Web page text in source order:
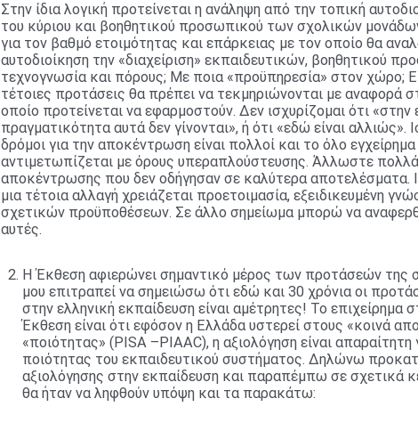
Στην ίδια λογική προτείνεται η ανάληψη από την τοπική
του κύριου και βοηθητικού προσωπικού των σχολικών
για τον βαθμό ετοιμότητας και επάρκειας με τον οποίο θα
αυτοδιοίκηση την «διαχείριση» εκπαιδευτικών, βοηθητικού
τεχνογνωσία και πόρους; Με ποια «προϋπηρεσία» στον χώρο;
τέτοιες προτάσεις θα πρέπει να τεκμηριώνονται με αναφορά
οποίο προτείνεται να εφαρμοστούν. Δεν ισχυρίζομαι ότι «στην
πραγματικότητα αυτά δεν γίνονται», ή ότι «εδώ είναι αλλιώς».
δρόμοι για την αποκέντρωση είναι πολλοί και το όλο
αντιμετωπίζεται με όρους υπεραπλούστευσης. Άλλωστε πολλά
αποκέντρωσης που δεν οδήγησαν σε καλύτερα αποτελέσματα.
μια τέτοια αλλαγή χρειάζεται προετοιμασία, εξειδικευμένη
σχετικών προϋποθέσεων. Σε άλλο σημείωμα μπορώ να
αυτές.
Η Έκθεση αφιερώνει σημαντικό μέρος των προτάσεών της
μου επιτραπεί να σημειώσω ότι εδώ και 30 χρόνια οι
στην ελληνική εκπαίδευση είναι αμέτρητες! Το επιχείρημα
Έκθεση είναι ότι εφόσον η Ελλάδα υστερεί στους «κοινά
«ποιότητας» (PISA –PIAAC), η αξιολόγηση είναι απαραίτητη
ποιότητας του εκπαιδευτικού συστήματος. Δηλώνω
αξιολόγησης στην εκπαίδευση και παραπέμπω σε σχετικά
θα ήταν να ληφθούν υπόψη και τα παρακάτω: